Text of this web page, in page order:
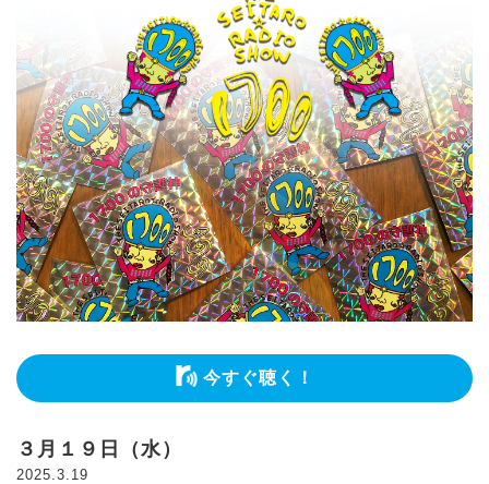
今すぐ聴く！
３月１９日（水）
2025.3.19